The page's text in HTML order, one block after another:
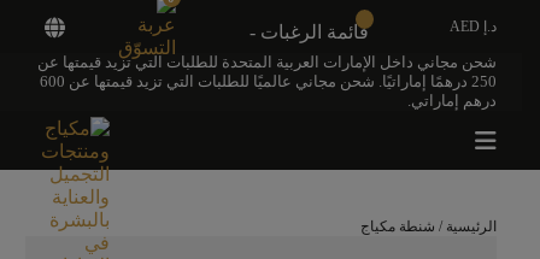
شحن مجاني داخل الإمارات العربية المتحدة للطلبات التي تزيد قيمتها عن
250 درهمًا إماراتيًا. شحن مجاني عالميًا للطلبات التي تزيد قيمتها عن 600
درهم إماراتي.
الرئيسية / شنطة مكياج
د.إ AED قائمة الرغبات -